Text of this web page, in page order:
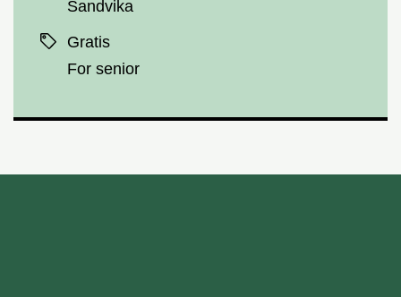
Sandvika
Gratis
For senior